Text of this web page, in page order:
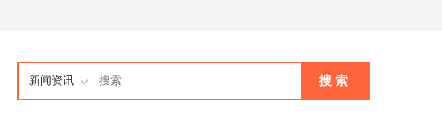
新闻资讯 搜 索